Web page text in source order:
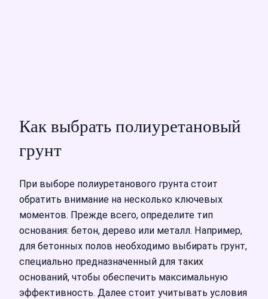
Как выбрать полиуретановый
грунт
При выборе полиуретанового грунта стоит
обратить внимание на несколько ключевых
моментов. Прежде всего, определите тип
основания: бетон, дерево или металл. Например,
для бетонных полов необходимо выбирать грунт,
специально предназначенный для таких
оснований, чтобы обеспечить максимальную
эффективность. Далее стоит учитывать условия